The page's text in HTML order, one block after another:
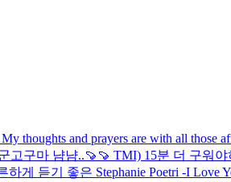
thoughts and prayers are with all those
고구마 냠냠..🍠🍠 TMI) 15분 더 구워
듣기 좋은 Stephanie Poetri -I Love